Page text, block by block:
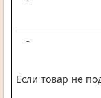
-
Если товар не